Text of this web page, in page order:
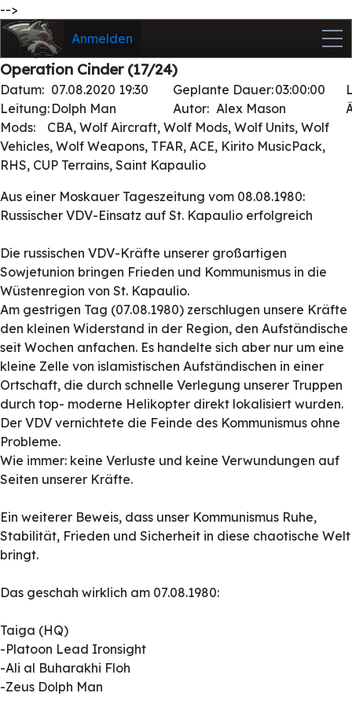
-->
Anmelden
Operation Cinder (17/24)
Datum: 07.08.2020 19:30 Geplante Dauer:03:00:00
Leitung: Dolph Man Autor: Alex Mason
Mods:
CBA, Wolf Aircraft, Wolf Mods, Wolf Units, Wolf
Vehicles, Wolf Weapons, TFAR, ACE, Kirito MusicPack,
RHS, CUP Terrains, Saint Kapaulio
Aus einer Moskauer Tageszeitung vom 08.08.1980:
Russischer VDV-Einsatz auf St. Kapaulio erfolgreich
Die russischen VDV-Kräfte unserer großartigen
Sowjetunion bringen Frieden und Kommunismus in die
Wüstenregion von St. Kapaulio.
Am gestrigen Tag (07.08.1980) zerschlugen unsere Kräfte
den kleinen Widerstand in der Region, den Aufständische
seit Wochen anfachen. Es handelte sich aber nur um eine
kleine Zelle von islamistischen Aufständischen in einer
Ortschaft, die durch schnelle Verlegung unserer Truppen
durch top- moderne Helikopter direkt lokalisiert wurden.
Der VDV vernichtete die Feinde des Kommunismus ohne
Probleme.
Wie immer: keine Verluste und keine Verwundungen auf
Seiten unserer Kräfte.
Ein weiterer Beweis, dass unser Kommunismus Ruhe,
Stabilität, Frieden und Sicherheit in diese chaotische Welt
bringt.
Das geschah wirklich am 07.08.1980:
Taiga (HQ)
-Platoon Lead Ironsight
-Ali al Buharakhi Floh
-Zeus Dolph Man